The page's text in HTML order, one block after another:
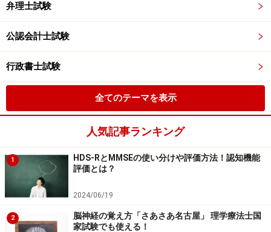
弁理士試験
公認会計士試験
行政書士試験
全てのテーマを表示
人気記事ランキング
1
HDS-RとMMSEの使い分けや評価方法！認知機能
評価とは？
2024/06/19
2
脳神経の覚え方「さあさあ名古屋」 理学療法士国
家試験でも使える！